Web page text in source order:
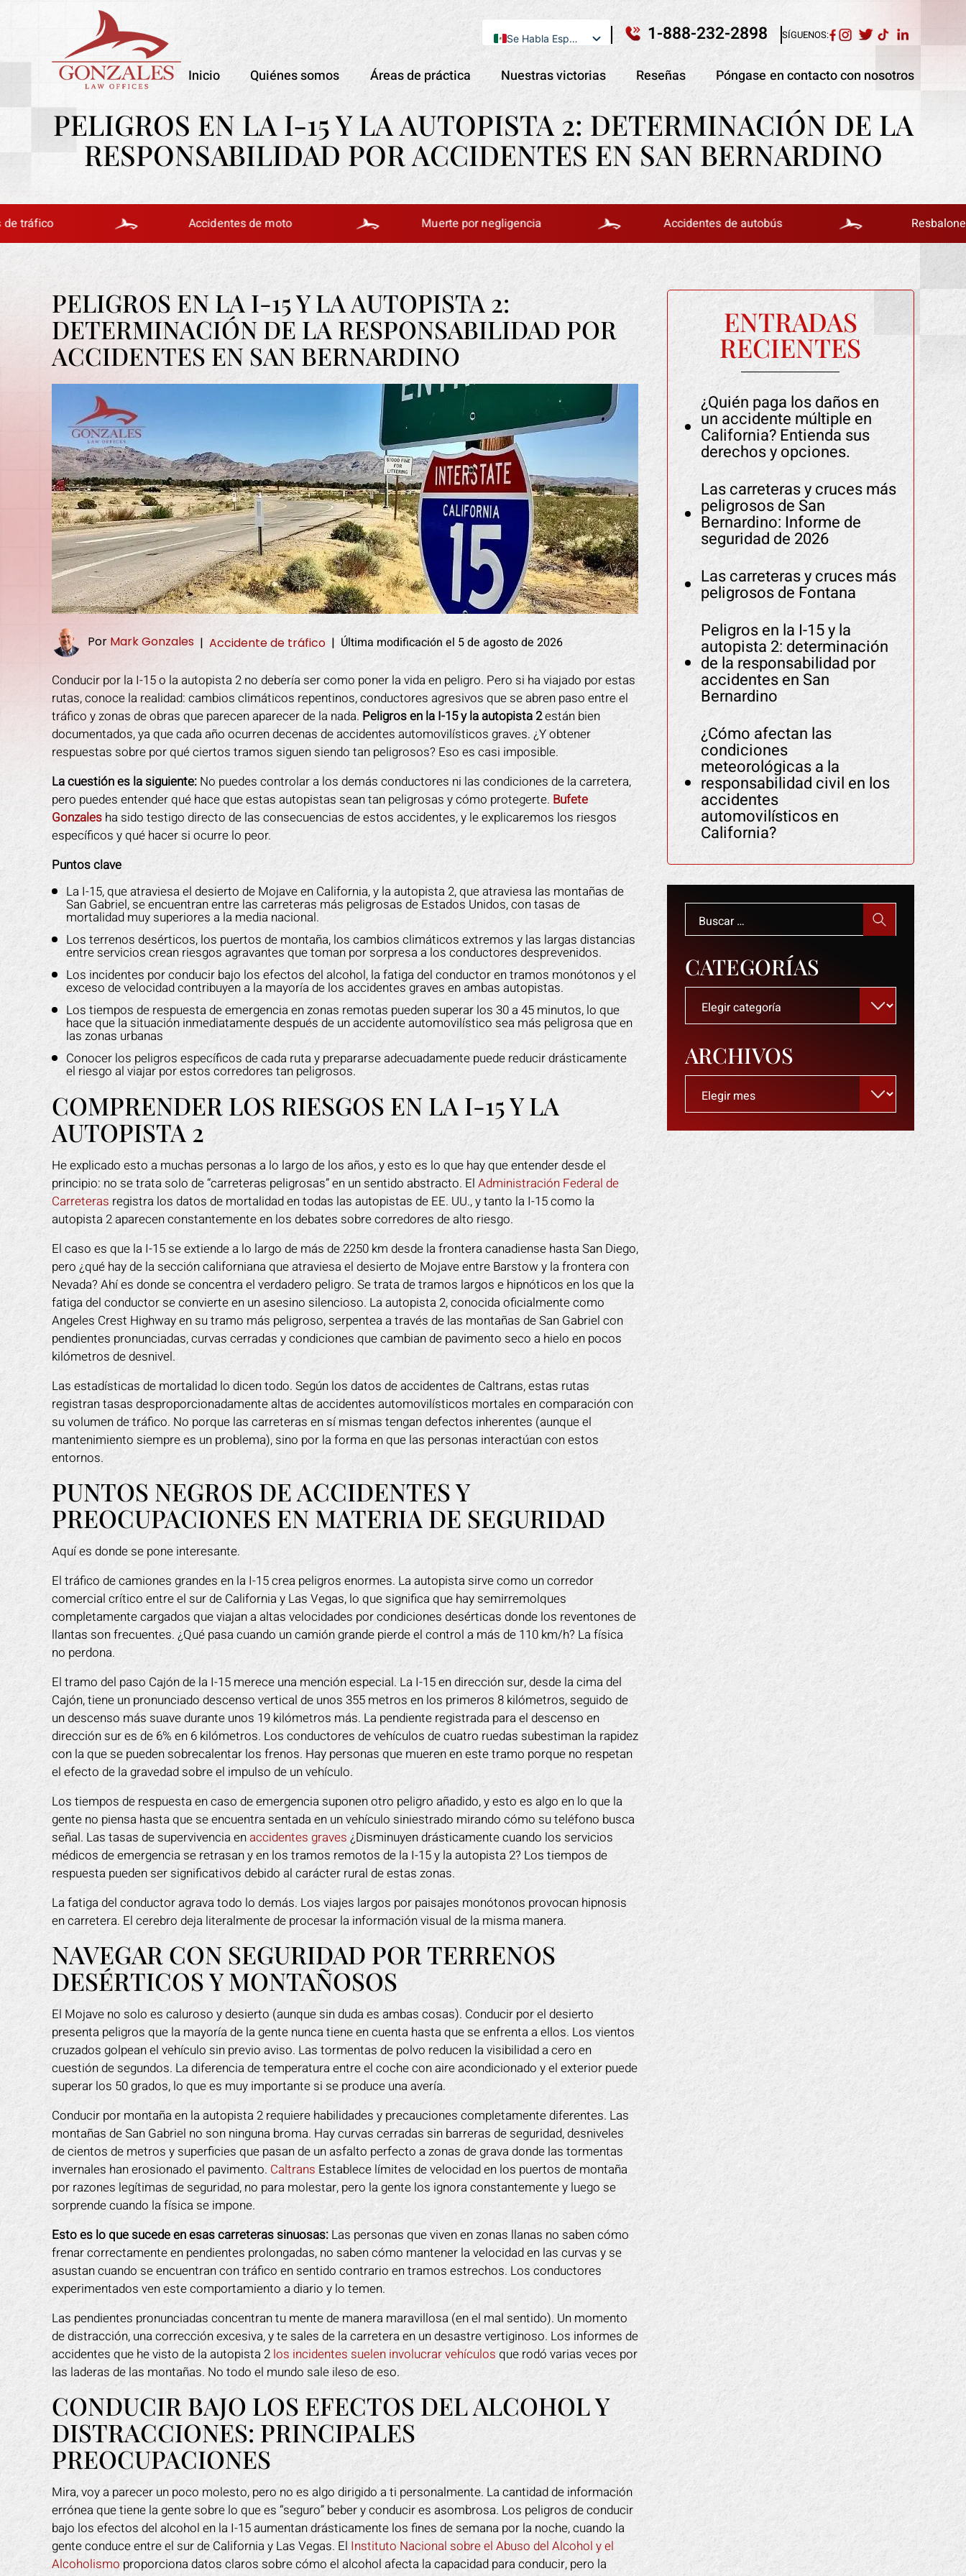
Se Habla Español
English
1-888-232-2898 SÍGUENOS:
Inicio Quiénes somos Áreas de práctica Nuestras victorias Reseñas Póngase en contacto con nosotros
PELIGROS EN LA I-15 Y LA AUTOPISTA 2: DETERMINACIÓN DE LA
RESPONSABILIDAD POR ACCIDENTES EN SAN BERNARDINO
Accidentes de moto Muerte por negligencia Accidentes de autobús Resbalones y
PELIGROS EN LA I-15 Y LA AUTOPISTA 2:
DETERMINACIÓN DE LA RESPONSABILIDAD POR
ACCIDENTES EN SAN BERNARDINO
Por Mark Gonzales | Accidente de tráfico | Última modificación el 5 de agosto de 2026
Conducir por la I-15 o la autopista 2 no debería ser como poner la vida en peligro. Pero si ha viajado por estas
rutas, conoce la realidad: cambios climáticos repentinos, conductores agresivos que se abren paso entre el
tráfico y zonas de obras que parecen aparecer de la nada.Peligros en la I-15 y la autopista 2están bien
documentados, ya que cada año ocurren decenas de accidentes automovilísticos graves. ¿Y obtener
respuestas sobre por qué ciertos tramos siguen siendo tan peligrosos? Eso es casi imposible.
La cuestión es la siguiente: No puedes controlar a los demás conductores ni las condiciones de la carretera,
pero puedes entender qué hace que estas autopistas sean tan peligrosas y cómo protegerte. Bufete
Gonzales ha sido testigo directo de las consecuencias de estos accidentes, y le explicaremos los riesgos
específicos y qué hacer si ocurre lo peor.
Puntos clave
La I-15, que atraviesa el desierto de Mojave en California, y la autopista 2, que atraviesa las montañas de
San Gabriel, se encuentran entre las carreteras más peligrosas de Estados Unidos, con tasas de
mortalidad muy superiores a la media nacional.
Los terrenos desérticos, los puertos de montaña, los cambios climáticos extremos y las largas distancias
entre servicios crean riesgos agravantes que toman por sorpresa a los conductores desprevenidos.
Los incidentes por conducir bajo los efectos del alcohol, la fatiga del conductor en tramos monótonos y el
exceso de velocidad contribuyen a la mayoría de los accidentes graves en ambas autopistas.
Los tiempos de respuesta de emergencia en zonas remotas pueden superar los 30 a 45 minutos, lo que
hace que la situación inmediatamente después de un accidente automovilístico sea más peligrosa que en
las zonas urbanas
Conocer los peligros específicos de cada ruta y prepararse adecuadamente puede reducir drásticamente
el riesgo al viajar por estos corredores tan peligrosos.
COMPRENDER LOS RIESGOS EN LA I-15 Y LA
AUTOPISTA 2
He explicado esto a muchas personas a lo largo de los años, y esto es lo que hay que entender desde el
principio: no se trata solo de “carreteras peligrosas” en un sentido abstracto. El Administración Federal de
Carreterasregistra los datos de mortalidad en todas las autopistas de EE. UU., y tanto la I-15 como la
autopista 2 aparecen constantemente en los debates sobre corredores de alto riesgo.
El caso es que la I-15 se extiende a lo largo de más de 2250 km desde la frontera canadiense hasta San Diego,
pero ¿qué hay de la sección californiana que atraviesa el desierto de Mojave entre Barstow y la frontera con
Nevada? Ahí es donde se concentra el verdadero peligro. Se trata de tramos largos e hipnóticos en los que la
fatiga del conductor se convierte en un asesino silencioso. La autopista 2, conocida oficialmente como
Angeles Crest Highway en su tramo más peligroso, serpentea a través de las montañas de San Gabriel con
pendientes pronunciadas, curvas cerradas y condiciones que cambian de pavimento seco a hielo en pocos
kilómetros de desnivel.
Las estadísticas de mortalidad lo dicen todo. Según los datos de accidentes de Caltrans, estas rutas
registran tasas desproporcionadamente altas de accidentes automovilísticos mortales en comparación con
su volumen de tráfico. No porque las carreteras en sí mismas tengan defectos inherentes (aunque el
mantenimiento siempre es un problema), sino por la forma en que las personas interactúan con estos
entornos.
PUNTOS NEGROS DE ACCIDENTES Y
PREOCUPACIONES EN MATERIA DE SEGURIDAD
Aquí es donde se pone interesante.
El tráfico de camiones grandes en la I-15 crea peligros enormes. La autopista sirve como un corredor
comercial crítico entre el sur de California y Las Vegas, lo que significa que hay semirremolques
completamente cargados que viajan a altas velocidades por condiciones desérticas donde los reventones de
llantas son frecuentes. ¿Qué pasa cuando un camión grande pierde el control a más de 110 km/h? La física
no perdona.
El tramo del paso Cajón de la I-15 merece una mención especial. La I-15 en dirección sur, desde la cima del
Cajón, tiene un pronunciado descenso vertical de unos 355 metros en los primeros 8 kilómetros, seguido de
un descenso más suave durante unos 19 kilómetros más. La pendiente registrada para el descenso en
dirección sur es de 6% en 6 kilómetros. Los conductores de vehículos de cuatro ruedas subestiman la rapidez
con la que se pueden sobrecalentar los frenos. Hay personas que mueren en este tramo porque no respetan
el efecto de la gravedad sobre el impulso de un vehículo.
Los tiempos de respuesta en caso de emergencia suponen otro peligro añadido, y esto es algo en lo que la
gente no piensa hasta que se encuentra sentada en un vehículo siniestrado mirando cómo su teléfono busca
señal. Las tasas de supervivencia enaccidentes graves¿Disminuyen drásticamente cuando los servicios
médicos de emergencia se retrasan y en los tramos remotos de la I-15 y la autopista 2? Los tiempos de
respuesta pueden ser significativos debido al carácter rural de estas zonas.
La fatiga del conductor agrava todo lo demás. Los viajes largos por paisajes monótonos provocan hipnosis
en carretera. El cerebro deja literalmente de procesar la información visual de la misma manera.
NAVEGAR CON SEGURIDAD POR TERRENOS
DESÉRTICOS Y MONTAÑOSOS
El Mojave no solo es caluroso y desierto (aunque sin duda es ambas cosas). Conducir por el desierto
presenta peligros que la mayoría de la gente nunca tiene en cuenta hasta que se enfrenta a ellos. Los vientos
cruzados golpean el vehículo sin previo aviso. Las tormentas de polvo reducen la visibilidad a cero en
cuestión de segundos. La diferencia de temperatura entre el coche con aire acondicionado y el exterior puede
superar los 50 grados, lo que es muy importante si se produce una avería.
Conducir por montaña en la autopista 2 requiere habilidades y precauciones completamente diferentes. Las
montañas de San Gabriel no son ninguna broma. Hay curvas cerradas sin barreras de seguridad, desniveles
de cientos de metros y superficies que pasan de un asfalto perfecto a zonas de grava donde las tormentas
invernales han erosionado el pavimento. CaltransEstablece límites de velocidad en los puertos de montaña
por razones legítimas de seguridad, no para molestar, pero la gente los ignora constantemente y luego se
sorprende cuando la física se impone.
Esto es lo que sucede en esas carreteras sinuosas: Las personas que viven en zonas llanas no saben cómo
frenar correctamente en pendientes prolongadas, no saben cómo mantener la velocidad en las curvas y se
asustan cuando se encuentran con tráfico en sentido contrario en tramos estrechos. Los conductores
experimentados ven este comportamiento a diario y lo temen.
Las pendientes pronunciadas concentran tu mente de manera maravillosa (en el mal sentido). Un momento
de distracción, una corrección excesiva, y te sales de la carretera en un desastre vertiginoso. Los informes de
accidentes que he visto de la autopista 2 los incidentes suelen involucrar vehículos que rodó varias veces por
las laderas de las montañas. No todo el mundo sale ileso de eso.
CONDUCIR BAJO LOS EFECTOS DEL ALCOHOL Y
DISTRACCIONES: PRINCIPALES
PREOCUPACIONES
Mira, voy a parecer un poco molesto, pero no es algo dirigido a ti personalmente. La cantidad de información
errónea que tiene la gente sobre lo que es “seguro” beber y conducir es asombrosa. Los peligros de conducir
bajo los efectos del alcohol en la I-15 aumentan drásticamente los fines de semana por la noche, cuando la
gente conduce entre el sur de California y Las Vegas. El Instituto Nacional sobre el Abuso del Alcohol y el
Alcoholismo proporciona datos claros sobre cómo el alcohol afecta la capacidad para conducir, pero la
ENTRADAS
RECIENTES
¿Quién paga los daños en
un accidente múltiple en
California? Entienda sus
derechos y opciones.
Las carreteras y cruces más
peligrosos de San
Bernardino: Informe de
seguridad de 2026
Las carreteras y cruces más
peligrosos de Fontana
Peligros en la I-15 y la
autopista 2: determinación
de la responsabilidad por
accidentes en San
Bernardino
¿Cómo afectan las
condiciones
meteorológicas a la
responsabilidad civil en los
accidentes
automovilísticos en
California?
ARCHIVOS
CATEGORÍAS